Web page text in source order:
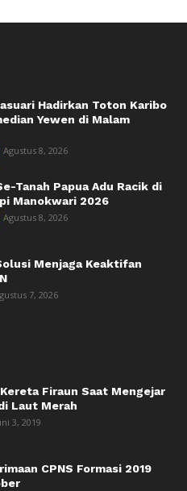
Hadirkan Toton Karibo
Yewen di Malam
Agustus 8, 2026
Tanah Papua Adu Racik di
Manokwari 2026
Agustus 8, 2026
Menjaga Keaktifan
7, 2026
Firaun Saat Mengejar
Laut Merah
3, 2019
CPNS Formasi 2019